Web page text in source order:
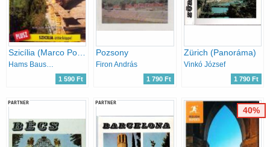
1 590 Ft
Pozsony
Firon András
1 790 Ft
Zürich (Panoráma)
Vinkó József
1 790 Ft
PARTNER PARTNER
40%